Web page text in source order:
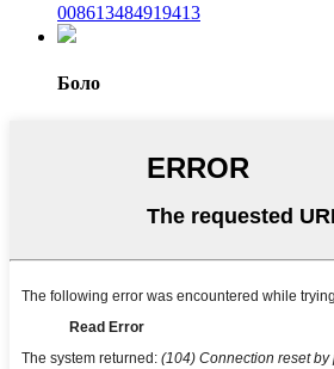
008613484919413
Боло